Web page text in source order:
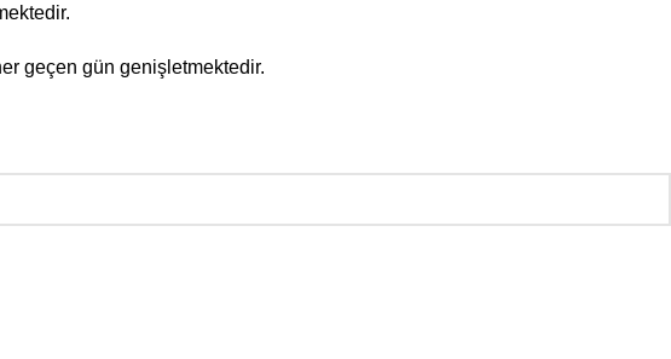
geçen gün genişletmektedir.